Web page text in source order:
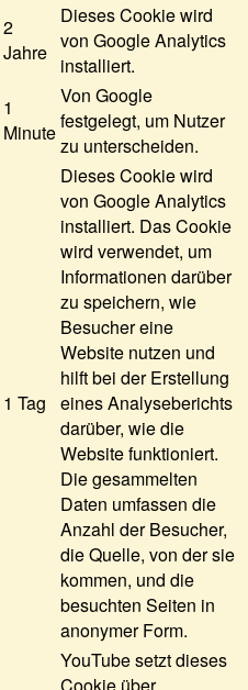
2
Jahre
Dieses Cookie wird
von Google Analytics
installiert.
1
Minute
Von Google
festgelegt, um Nutzer
zu unterscheiden.
1 Tag
Dieses Cookie wird
von Google Analytics
installiert. Das Cookie
wird verwendet, um
Informationen darüber
zu speichern, wie
Besucher eine
Website nutzen und
hilft bei der Erstellung
eines Analyseberichts
darüber, wie die
Website funktioniert.
Die gesammelten
Daten umfassen die
Anzahl der Besucher,
die Quelle, von der sie
kommen, und die
besuchten Seiten in
anonymer Form.
YouTube setzt dieses